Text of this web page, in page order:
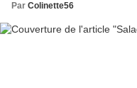
Par Colinette56